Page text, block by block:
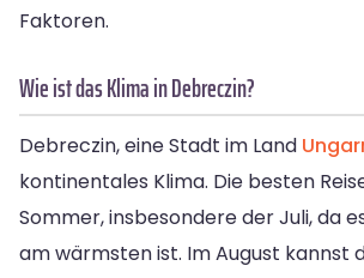
Faktoren.
Wie ist das Klima in Debreczin?
Debreczin, eine Stadt im Land
kontinentales Klima. Die besten
Sommer, insbesondere der Juli, da
am wärmsten ist. Im August kannst